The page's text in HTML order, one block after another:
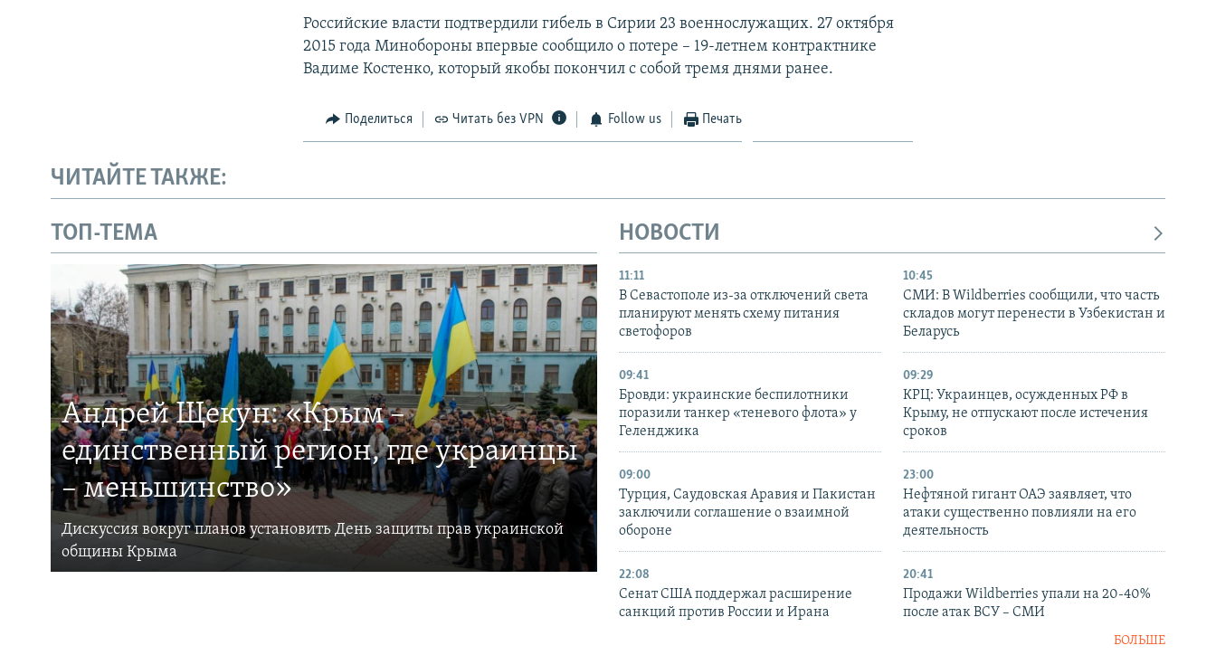
Российские власти подтвердили гибель в Сирии 23 военнослужащих. 27 октября
2015 года Минобороны впервые сообщило о потере – 19-летнем контрактнике
Вадиме Костенко, который якобы покончил с собой тремя днями ранее.
Поделиться Читать без VPN Follow us Печать
ЧИТАЙТЕ ТАКЖЕ:
ТОП-ТЕМА
Андрей Щекун: «Крым –
единственный регион, где украинцы
– меньшинство»
Дискуссия вокруг планов установить День защиты прав украинской
общины Крыма
НОВОСТИ
11:11
В Севастополе из-за отключений света
планируют менять схему питания
светофоров
10:45
СМИ: В Wildberries сообщили, что часть
складов могут перенести в Узбекистан и
Беларусь
09:41
Бровди: украинские беспилотники
поразили танкер «теневого флота» у
Геленджика
09:29
КРЦ: Украинцев, осужденных РФ в
Крыму, не отпускают после истечения
сроков
09:00
Турция, Саудовская Аравия и Пакистан
заключили соглашение о взаимной
обороне
23:00
Нефтяной гигант ОАЭ заявляет, что
атаки существенно повлияли на его
деятельность
22:08
Сенат США поддержал расширение
санкций против России и Ирана
20:41
Продажи Wildberries упали на 20-40%
после атак ВСУ – СМИ
БОЛЬШЕ